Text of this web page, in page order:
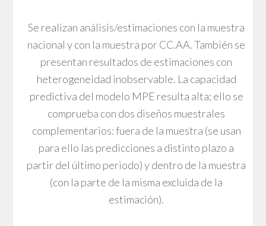
Se realizan análisis/estimaciones con la muestra
nacional y con la muestra por CC.AA. También se
presentan resultados de estimaciones con
heterogeneidad inobservable. La capacidad
predictiva del modelo MPE resulta alta; ello se
comprueba con dos diseños muestrales
complementarios: fuera de la muestra (se usan
para ello las predicciones a distinto plazo a
partir del último periodo) y dentro de la muestra
(con la parte de la misma excluida de la
estimación).